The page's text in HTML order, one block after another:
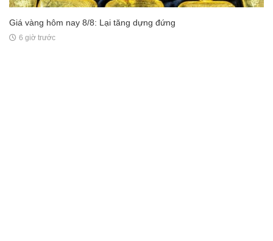
Giá vàng hôm nay 8/8: Lại tăng dựng đứng
6 giờ trước